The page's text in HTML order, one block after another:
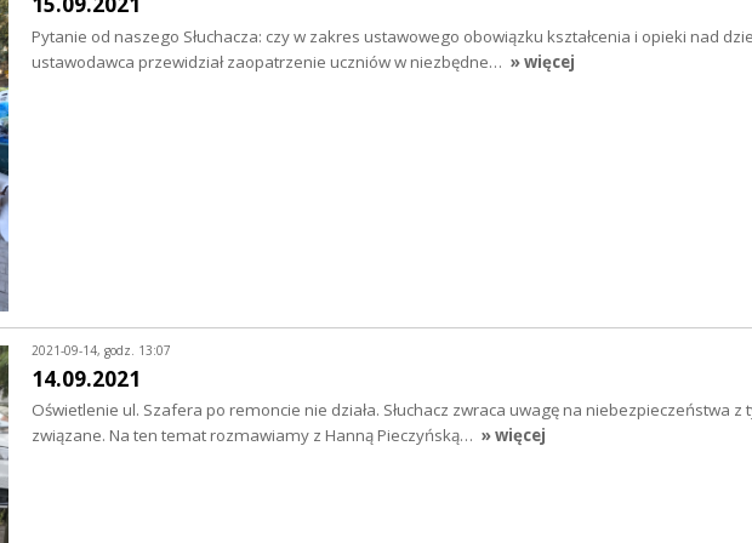
Pytanie od naszego Słuchacza: czy w zakres ustawowego obowiązku kształcenia i opieki nad
ustawodawca przewidział zaopatrzenie uczniów w niezbędne… » więcej
2021-09-14, godz. 13:07
14.09.2021
Oświetlenie ul. Szafera po remoncie nie działa. Słuchacz zwraca uwagę na niebezpieczeństwa z
związane. Na ten temat rozmawiamy z Hanną Pieczyńską… » więcej